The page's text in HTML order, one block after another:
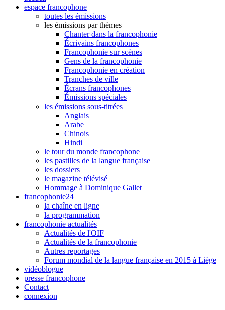
espace francophone
toutes les émissions
les émissions par thèmes
Chanter dans la francophonie
Écrivains francophones
Francophonie sur scènes
Gens de la francophonie
Francophonie en création
Tranches de ville
Écrans francophones
Émissions spéciales
les émissions sous-titrées
Anglais
Arabe
Chinois
Hindi
le tour du monde francophone
les pastilles de la langue française
les dossiers
le magazine télévisé
Hommage à Dominique Gallet
francophonie24
la chaîne en ligne
la programmation
francophonie actualités
Actualités de l'OIF
Actualités de la francophonie
Autres reportages
Forum mondial de la langue française en 2015 à Liège
vidéoblogue
presse francophone
Contact
connexion